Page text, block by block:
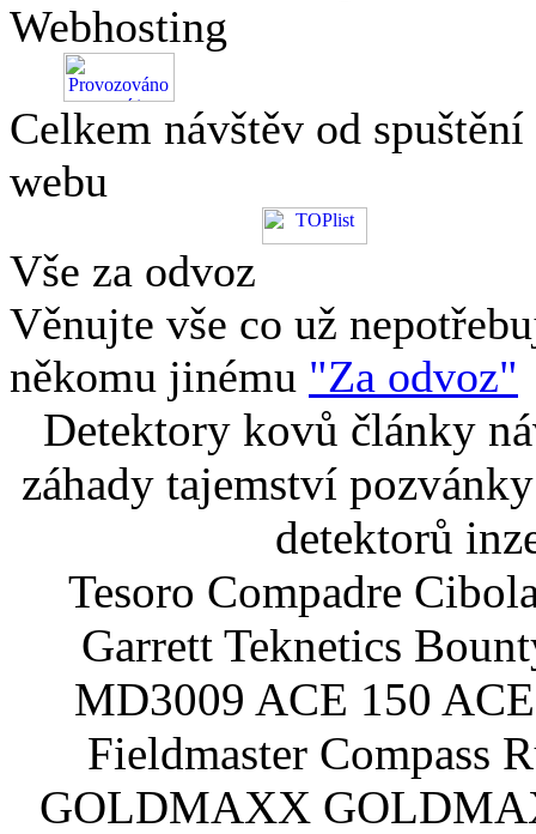
Webhosting
Celkem návštěv od spuštění
webu
Vše za odvoz
Věnujte vše co už
někomu jinému "Za odvoz"
Detektory kovů články
záhady tajemství
detektorů
Tesoro Compadre
Garrett Teknetics
MD3009 ACE 150
Fieldmaster Compass
GOLDMAXX